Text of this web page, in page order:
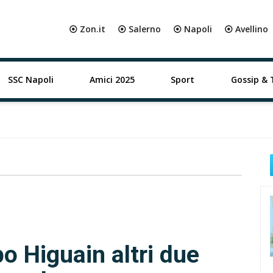
⦿ Zon.it ⦿ Salerno ⦿ Napoli ⦿ Avellino
SSC Napoli Amici 2025 Sport Gossip &
Higuain altri due